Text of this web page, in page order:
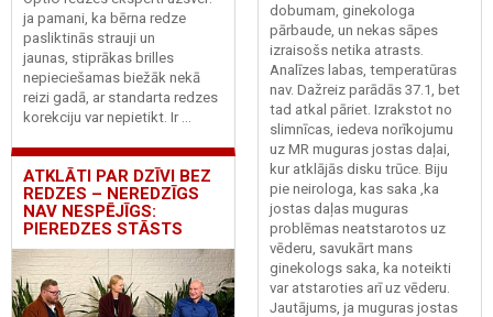
ja pamani, ka bērna redze
pasliktinās strauji un
jaunas, stiprākas brilles
nepieciešamas biežāk nekā
reizi gadā, ar standarta redzes
korekciju var nepietikt. Ir ...
ATKLĀTI PAR DZĪVI BEZ
REDZES – NEREDZĪGS
NAV NESPĒJĪGS:
PIEREDZES STĀSTS
dobumam, ginekologa
pārbaude, un nekas sāpes
izraisošs netika atrasts.
Analīzes labas, temperatūras
nav. Dažreiz parādās 37.1, bet
tad atkal pāriet. Izrakstot no
slimnīcas, iedeva norīkojumu
uz MR muguras jostas daļai,
kur atklājās disku trūce. Biju
pie neirologa, kas saka ,ka
jostas daļas muguras
problēmas neatstarotos uz
vēderu, savukārt mans
ginekologs saka, ka noteikti
var atstaroties arī uz vēderu.
Jautājums, ja muguras jostas